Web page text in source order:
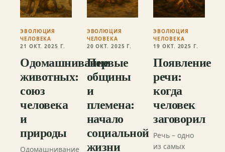
ЭВОЛЮЦИЯ
ЧЕЛОВЕКА
21 ОКТ. 2025 Г.
Одомашнивание
животных:
союз
человека
и
природы
Одомашнивание
ЭВОЛЮЦИЯ
ЧЕЛОВЕКА
20 ОКТ. 2025 Г.
Первые
общины
и
племена:
начало
социальной
жизни
ЭВОЛЮЦИЯ
ЧЕЛОВЕКА
19 ОКТ. 2025 Г.
Появление
речи:
когда
человек
заговорил
Речь – одно
из самых